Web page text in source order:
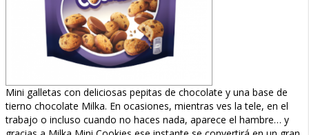
Mini galletas con deliciosas pepitas de chocolate y una base de
tierno chocolate Milka. En ocasiones, mientras ves la tele, en el
trabajo o incluso cuando no haces nada, aparece el hambre… y